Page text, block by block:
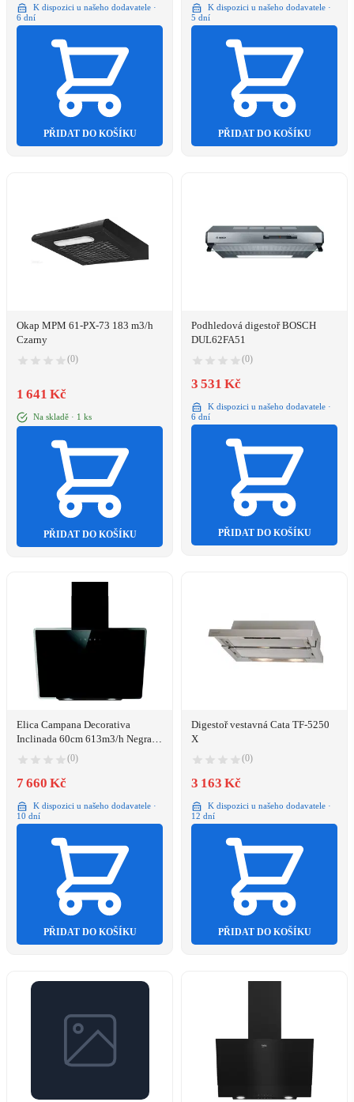
K dispozici u našeho dodavatele ·
6 dní
PŘIDAT DO KOŠÍKU
K dispozici u našeho dodavatele ·
5 dní
PŘIDAT DO KOŠÍKU
Okap MPM 61-PX-73 183 m3/h
Czarny
(0)
1 641 Kč
Na skladě · 1 ks
PŘIDAT DO KOŠÍKU
Podhledová digestoř BOSCH
DUL62FA51
(0)
3 531 Kč
K dispozici u našeho dodavatele ·
6 dní
PŘIDAT DO KOŠÍKU
Elica Campana Decorativa
Inclinada 60cm 613m3/h Negra -
(0)
7 660 Kč
K dispozici u našeho dodavatele ·
10 dní
PŘIDAT DO KOŠÍKU
Digestoř vestavná Cata TF-5250
X
(0)
3 163 Kč
K dispozici u našeho dodavatele ·
12 dní
PŘIDAT DO KOŠÍKU